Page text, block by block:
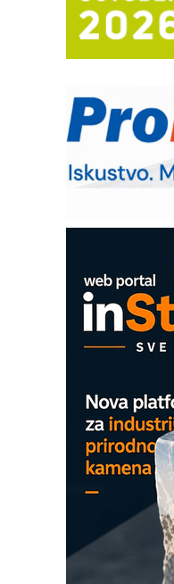
Potpuna
sistema
Trajna
IB
poverenja u
RMQ-TITAN
– Pametna
upravljanje
era CNC
Proizvodnja
mrežnog
hlađenjem
COMBYPACK
EVOKS